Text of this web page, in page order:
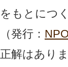
をもとにつ
（発行：
正解はあり